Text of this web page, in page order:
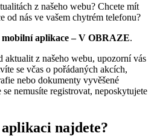
z našeho webu? Chcete mít
od nás ve vašem chytrém telefonu?
mobilní aplikace – V OBRAZE.
aktualit z našeho webu, upozorní vás
se včas o pořádaných akcích,
nebo dokumenty vyvěšené
nemusíte registrovat, neposkytujete
najdete?